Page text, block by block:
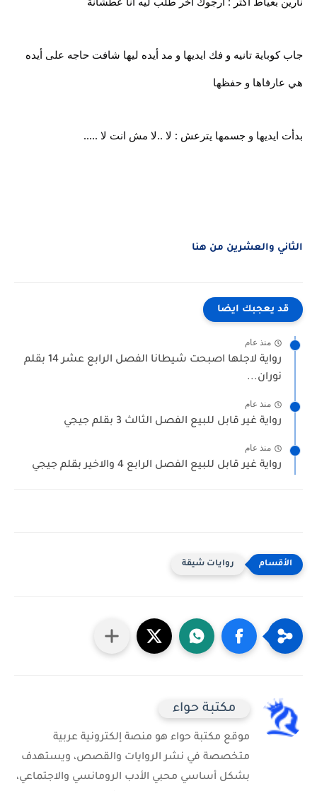
جاب كوباية تانيه و فك ايديها و مد أيده ليها شافت حاجه على أيده
هي عارفاها و حفظها
بدأت ايديها و جسمها يترعش : لا ..لا مش انت لا .....
الثاني والعشرين من هنا
قد يعجبك ايضا
منذ عام
رواية لاجلها اصبحت شيطانا الفصل الرابع عشر 14 بقلم
نوران...
منذ عام
رواية غير قابل للبيع الفصل الثالث 3 بقلم جيجي
منذ عام
رواية غير قابل للبيع الفصل الرابع 4 والاخير بقلم جيجي
روايات شيقة
مكتبة حواء
موقع مكتبة حواء هو منصة إلكترونية عربية
متخصصة في نشر الروايات والقصص، ويستهدف
بشكل أساسي محبي الأدب الرومانسي والاجتماعي،